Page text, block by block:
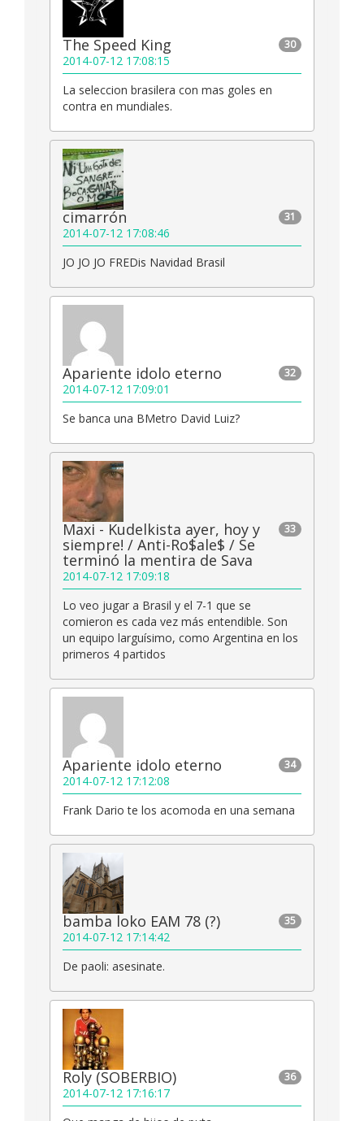
30
The Speed King
2014-07-12 17:08:15
La seleccion brasilera con mas goles en
contra en mundiales.
31
cimarrón
2014-07-12 17:08:46
JO JO JO FREDis Navidad Brasil
32
Apariente idolo eterno
2014-07-12 17:09:01
Se banca una BMetro David Luiz?
33
Maxi - Kudelkista ayer, hoy y
siempre! / Anti-Ro$ale$ / Se
terminó la mentira de Sava
2014-07-12 17:09:18
Lo veo jugar a Brasil y el 7-1 que se
comieron es cada vez más entendible. Son
un equipo larguísimo, como Argentina en los
primeros 4 partidos
34
Apariente idolo eterno
2014-07-12 17:12:08
Frank Dario te los acomoda en una semana
35
bamba loko EAM 78 (?)
2014-07-12 17:14:42
De paoli: asesinate.
36
Roly (SOBERBIO)
2014-07-12 17:16:17